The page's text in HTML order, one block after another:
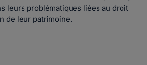
leurs problématiques liées au droit
de leur patrimoine.